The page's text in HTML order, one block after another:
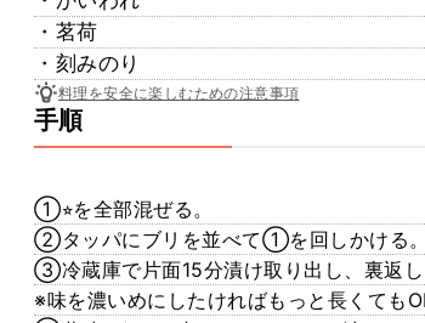
・茗荷
・刻みのり
料理を安全に楽しむための注意事項
手順
①⭐︎を全部混ぜる。
②タッパにブリを並べて①を回しかける。
③冷蔵庫で片面15分漬け取り出し、裏返し
※味を濃いめにしたければもっと長くても